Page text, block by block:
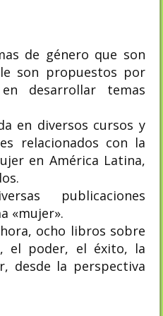
de género que son
son propuestos por
desarrollar temas
en diversos cursos y
relacionados con la
en América Latina,
publicaciones
«mujer».
ocho libros sobre
el poder, el éxito, la
desde la perspectiva